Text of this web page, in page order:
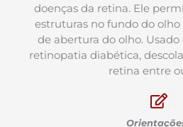
doenças da retina. Ele
estruturas no fundo do olho
de abertura do olho.
retinopatia diabética,
retina entre